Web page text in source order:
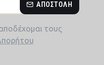
ΑΠΟΣΤΟΛΉ
τους